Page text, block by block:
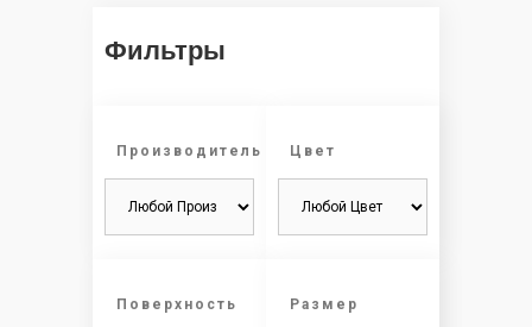
Фильтры
Производитель Цвет
Поверхность Размер